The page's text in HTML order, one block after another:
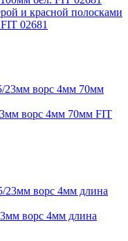
и красной полосками
02681
ворс 4мм 70мм FIT
ворс 4мм длина